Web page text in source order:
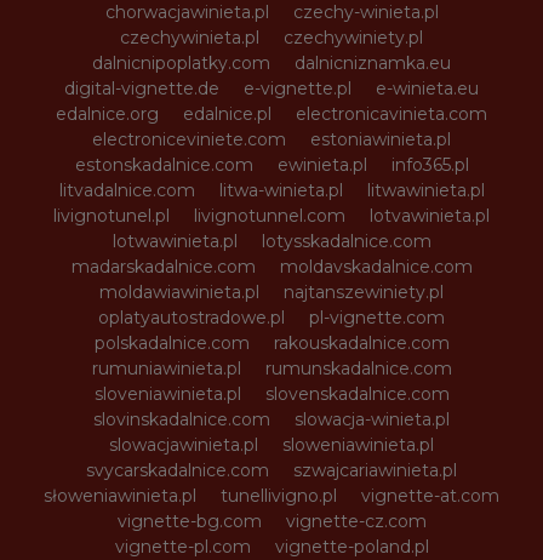
chorwacjawinieta.pl
czechy-winieta.pl
czechywinieta.pl
czechywiniety.pl
dalnicnipoplatky.com
dalnicniznamka.eu
digital-vignette.de
e-vignette.pl
e-winieta.eu
edalnice.org
edalnice.pl
electronicavinieta.com
electroniceviniete.com
estoniawinieta.pl
estonskadalnice.com
ewinieta.pl
info365.pl
litvadalnice.com
litwa-winieta.pl
litwawinieta.pl
livignotunel.pl
livignotunnel.com
lotvawinieta.pl
lotwawinieta.pl
lotysskadalnice.com
madarskadalnice.com
moldavskadalnice.com
moldawiawinieta.pl
najtanszewiniety.pl
oplatyautostradowe.pl
pl-vignette.com
polskadalnice.com
rakouskadalnice.com
rumuniawinieta.pl
rumunskadalnice.com
sloveniawinieta.pl
slovenskadalnice.com
slovinskadalnice.com
slowacja-winieta.pl
slowacjawinieta.pl
sloweniawinieta.pl
svycarskadalnice.com
szwajcariawinieta.pl
słoweniawinieta.pl
tunellivigno.pl
vignette-at.com
vignette-bg.com
vignette-cz.com
vignette-pl.com
vignette-poland.pl